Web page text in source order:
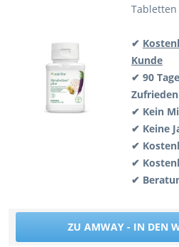
Tabletten
✔
Kunde
✔ 90
✔ Kein
✔ Keine
✔
✔
✔
ZU AMWAY - IN DEN